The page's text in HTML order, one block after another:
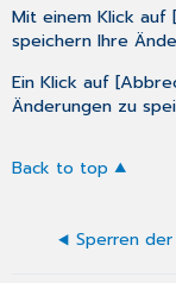
Mit einem Klick auf
speichern Ihre
Ein Klick auf
Änderungen zu
Back to top